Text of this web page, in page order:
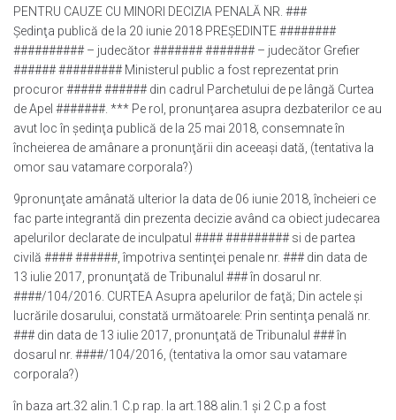
PENTRU CAUZE CU MINORI DECIZIA PENALĂ NR. ###
Şedinţa publică de la 20 iunie 2018 PREŞEDINTE ########
########## – judecător ####### ####### – judecător Grefier
###### ######### Ministerul public a fost reprezentat prin
procuror ##### ###### din cadrul Parchetului de pe lângă Curtea
de Apel #######. *** Pe rol, pronunţarea asupra dezbaterilor ce au
avut loc în şedinţa publică de la 25 mai 2018, consemnate în
încheierea de amânare a pronunţării din aceeaşi dată, (tentativa la
omor sau vatamare corporala?)
9pronunţate amânată ulterior la data de 06 iunie 2018, încheieri ce
fac parte integrantă din prezenta decizie având ca obiect judecarea
apelurilor declarate de inculpatul #### ######### si de partea
civilă #### ######, împotriva sentinţei penale nr. ### din data de
13 iulie 2017, pronunţată de Tribunalul ### în dosarul nr.
####/104/2016. CURTEA Asupra apelurilor de faţă; Din actele şi
lucrările dosarului, constată următoarele: Prin sentinţa penală nr.
### din data de 13 iulie 2017, pronunţată de Tribunalul ### în
dosarul nr. ####/104/2016, (tentativa la omor sau vatamare
corporala?)
în baza art.32 alin.1 C.p rap. la art.188 alin.1 şi 2 C.p a fost